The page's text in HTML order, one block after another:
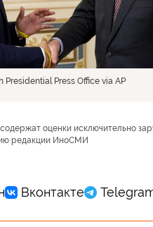
Press Office via AP
оценки исключительно
редакции ИноСМИ